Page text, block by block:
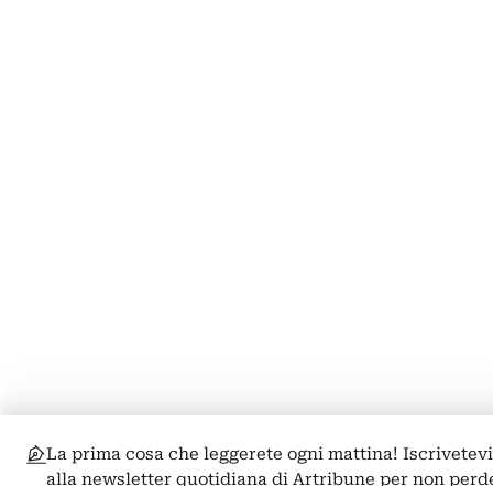
La prima cosa che leggerete ogni mattina! Iscrivetevi
alla newsletter quotidiana di Artribune per non